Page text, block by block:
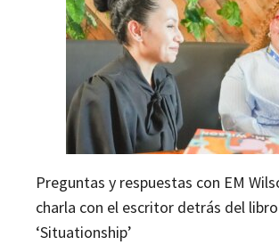
Preguntas y respuestas con EM
charla con el escritor detrás del
‘Situationship’